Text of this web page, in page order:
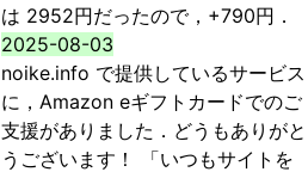
は 2952円だったので，+790円．
2025-08-03
noike.info で提供しているサービス
に，Amazon eギフトカードでのご
支援がありました．どうもありがと
うございます！ 「いつもサイトを